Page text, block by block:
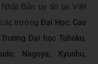
Bản uy tín tại Việt
các trườngĐại Học, Cao
Đại học Tohoku,
Nagoya, Kyushu,